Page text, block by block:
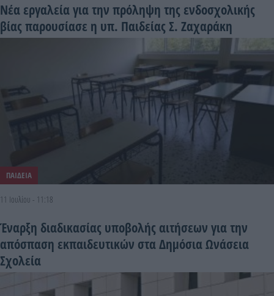
Νέα εργαλεία για την πρόληψη της ενδοσχολικής
βίας παρουσίασε η υπ. Παιδείας Σ. Ζαχαράκη
ΠΑΙΔΕΙΑ
11 Ιουλίου - 11:18
Έναρξη διαδικασίας υποβολής αιτήσεων για την
απόσπαση εκπαιδευτικών στα Δημόσια Ωνάσεια
Σχολεία